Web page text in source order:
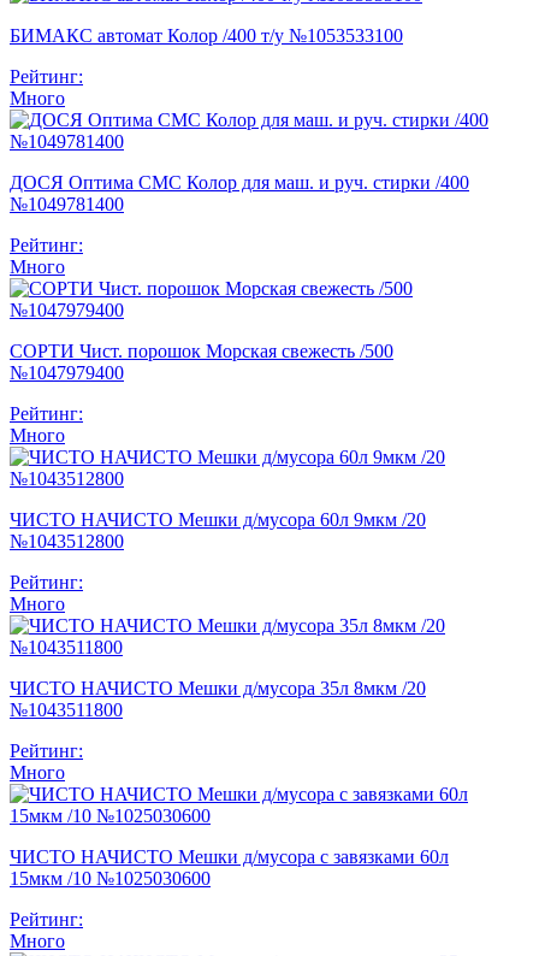
БИМАКС автомат Колор /400 т/у №1053533100
Рейтинг:
Много
ДОСЯ Оптима СМС Колор для маш. и руч. стирки /400
№1049781400
Рейтинг:
Много
СОРТИ Чист. порошок Морская свежесть /500
№1047979400
Рейтинг:
Много
ЧИСТО НАЧИСТО Мешки д/мусора 60л 9мкм /20
№1043512800
Рейтинг:
Много
ЧИСТО НАЧИСТО Мешки д/мусора 35л 8мкм /20
№1043511800
Рейтинг:
Много
ЧИСТО НАЧИСТО Мешки д/мусора с завязками 60л
15мкм /10 №1025030600
Рейтинг:
Много